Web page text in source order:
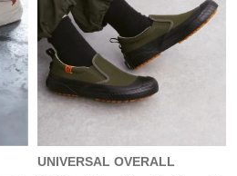
UNIVERSAL OVERALL